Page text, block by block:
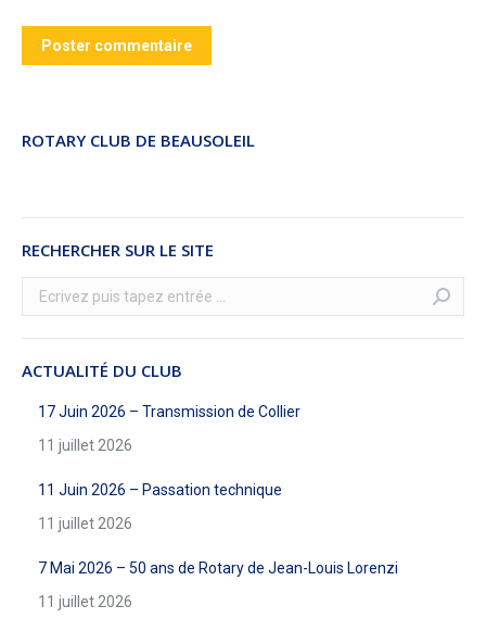
Poster commentaire
ROTARY CLUB DE BEAUSOLEIL
RECHERCHER SUR LE SITE
Recherche
:
ACTUALITÉ DU CLUB
17 Juin 2026 – Transmission de Collier
11 juillet 2026
11 Juin 2026 – Passation technique
11 juillet 2026
7 Mai 2026 – 50 ans de Rotary de Jean-Louis Lorenzi
11 juillet 2026